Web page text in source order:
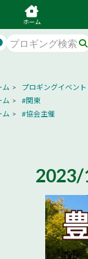
ホーム
ム >
プロギングイベント
ム >
#関東
ム > #協会主催
2023/